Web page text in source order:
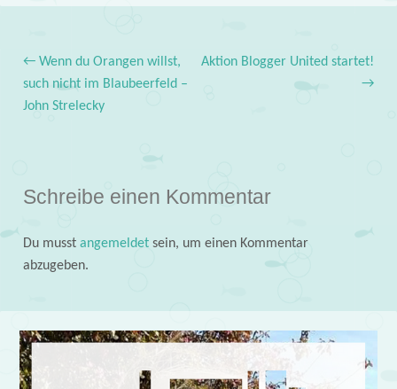
Post navigation
←Wenn du Orangen willst,
such nicht im Blaubeerfeld –
John Strelecky
Aktion Blogger United startet!
→
Schreibe einen Kommentar
Du musst angemeldetsein, um einen Kommentar
abzugeben.